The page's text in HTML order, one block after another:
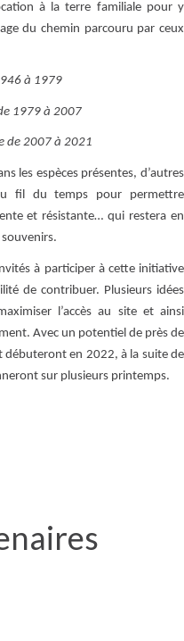
à la terre familiale pour y
du chemin parcouru par ceux
à 1979
1979 à 2007
de 2007 à 2021
les espèces présentes, d’autres
fil du temps pour permettre
et résistante… qui restera en
souvenirs.
à participer à cette initiative
de contribuer. Plusieurs idées
l’accès au site et ainsi
Avec un potentiel de près de
débuteront en 2022, à la suite de
sur plusieurs printemps.